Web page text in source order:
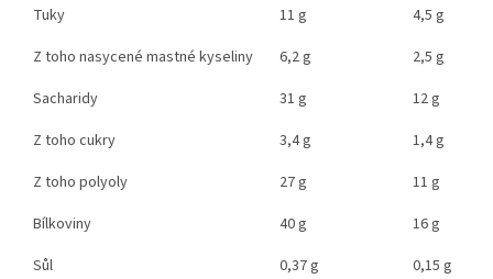
Tuky 11 g
4,5 g
Z toho nasycené mastné kyseliny
6,2 g
2,5 g
Sacharidy
31 g
12 g
Z toho cukry
3,4 g
1,4 g
Z toho polyoly
27 g
11 g
Bílkoviny
40 g
16 g
Sůl
0,37 g 0,15 g